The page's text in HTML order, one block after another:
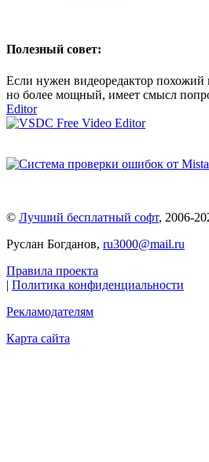
Полезный совет:
Если нужен видеоредактор похожий
но более мощный, имеет смысл
Editor
© Лучший бесплатный софт, 2006-
Руслан Богданов, ru3000@mail.ru
Правила проекта
| Политика конфиденциальности
Рекламодателям
Карта сайта